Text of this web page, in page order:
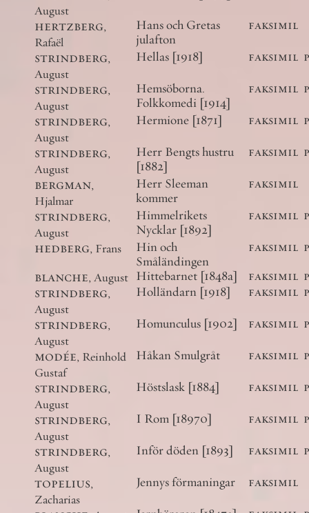
August
hertzberg,
Rafaël
Hans och Gretas
julafton
faksimil
strindberg,
August
Hellas [1918] faksimil
strindberg,
August
Hemsöborna.
Folkkomedi [1914]
faksimil
strindberg,
August
Hermione [1871] faksimil
strindberg,
August
Herr Bengts hustru
[1882]
faksimil
bergman,
Hjalmar
Herr Sleeman
kommer
faksimil
strindberg,
August
Himmelrikets
Nycklar [1892]
faksimil
hedberg, Frans
Hin och
Småländingen
faksimil
blanche,August Hittebarnet [1848a] faksimil
strindberg,
August
Holländarn [1918] faksimil
strindberg,
August
Homunculus [1902] faksimil
modée, Reinhold
Gustaf
Håkan Smulgråt faksimil
strindberg,
August
Höstslask [1884] faksimil
strindberg,
August
I Rom [18970] faksimil
strindberg,
August
Inför döden [1893] faksimil
topelius,
Zacharias
Jennys förmaningar faksimil